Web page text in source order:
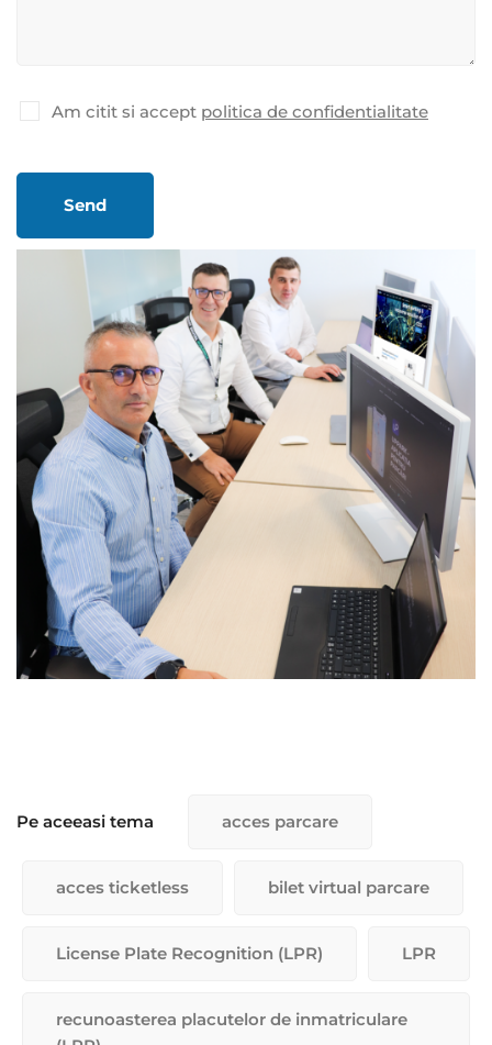
Am citit si accept politica de confidentialitate
Send
Pe aceeasi tema acces parcare
acces ticketless bilet virtual parcare
License Plate Recognition (LPR) LPR
recunoasterea placutelor de inmatriculare